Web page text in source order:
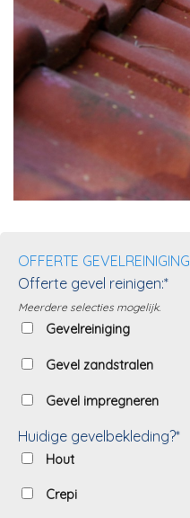
OFFERTE GEVELREINIGING
Offerte gevel reinigen:*
Meerdere selecties mogelijk.
Gevelreiniging
Gevel zandstralen
Gevel impregneren
Huidige gevelbekleding?*
Hout
Crepi